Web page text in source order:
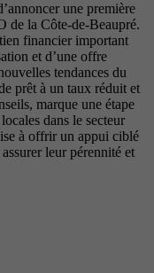
une première
de la Côte-de-Beaupré.
financier important
et d’une offre
tendances du
prêt à un taux réduit et
marque une étape
dans le secteur
à offrir un appui ciblé
leur pérennité et